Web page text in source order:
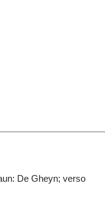
De Gheyn; verso